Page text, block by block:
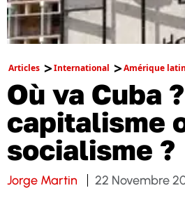
Articles International Amérique
Où va Cuba
capitalisme
socialisme ?
Jorge Martin 22 Novembre